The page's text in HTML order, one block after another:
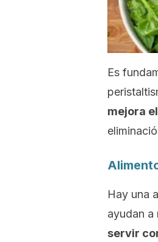
Es
mejora
Hay una
ayudan a
servir